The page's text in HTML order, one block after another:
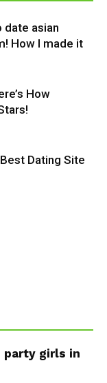
date asian
How I made it
How
Dating Site
party girls in